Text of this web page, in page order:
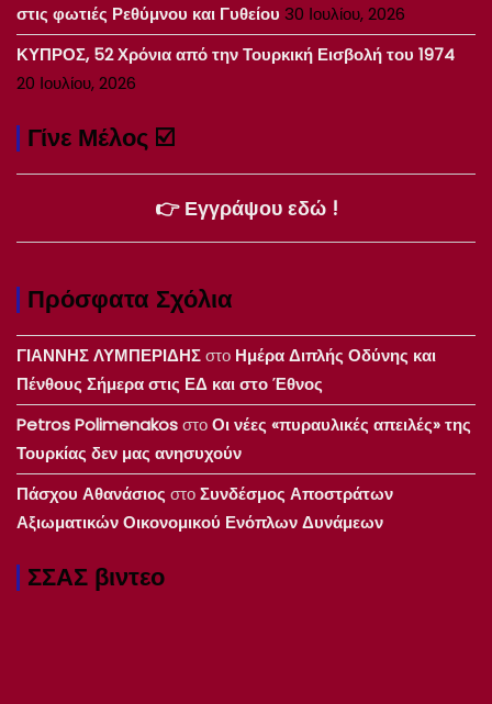
στις φωτιές Ρεθύμνου και Γυθείου 30 Ιουλίου, 2026
ΚΥΠΡΟΣ, 52 Χρόνια από την Τουρκική Εισβολή του 1974
20 Ιουλίου, 2026
Γίνε Μέλος ☑️
👉 Εγγράψου εδώ !
Πρόσφατα Σχόλια
ΓΙΑΝΝΗΣ ΛΥΜΠΕΡΙΔΗΣστο Ημέρα Διπλής Οδύνης και
Πένθους Σήμερα στις ΕΔ και στο Έθνος
Petros PolimenakosστοΟι νέες «πυραυλικές απειλές» της
Τουρκίας δεν μας ανησυχούν
Πάσχου Αθανάσιος στοΣυνδέσμος Αποστράτων
Αξιωματικών Οικονομικού Ενόπλων Δυνάμεων
ΣΣΑΣ βιντεο